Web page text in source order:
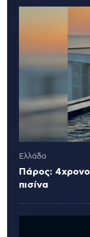
Ελλάδα
Πάρος:
πισίνα